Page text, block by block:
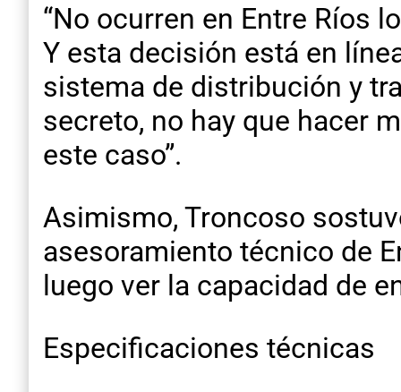
“No ocurren en Entre Ríos
Y esta decisión está en
sistema de distribución y
secreto, no hay que hacer
este caso”.
Asimismo, Troncoso
asesoramiento técnico de
luego ver la capacidad de
Especificaciones técnicas